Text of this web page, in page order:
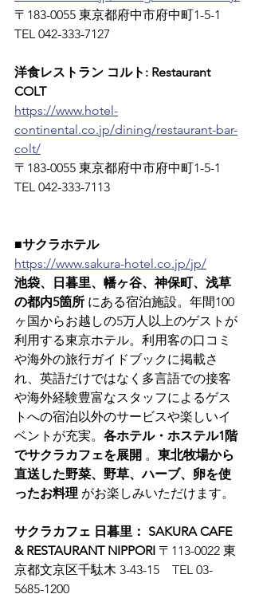
〒183-0055 東京都府中市府中町1-5-1
TEL 042-333-7127
洋食レストラン コルト: Restaurant
COLT
https://www.hotel-
continental.co.jp/dining/restaurant-bar-
colt/
〒183-0055 東京都府中市府中町1-5-1
TEL 042-333-7113
■サクラホテル
https://www.sakura-hotel.co.jp/jp/
池袋、日暮里、幡ヶ谷、神保町、浅草
の都内5箇所 にある宿泊施設。年間100
ヶ国からお越しの5万人以上のゲストが
利用する東京ホテル。利用客の口コミ
や海外の旅行ガイドブックに掲載さ
れ、英語だけではなく多言語での接客
や海外経験豊富なスタッフによるゲス
トへの宿泊以外のサービスや楽しいイ
ベントが充実。 各ホテル・ホステル1階
でサクラカフェを展開 。 東北牧場から
直送した野菜、野草、ハーブ、卵を使
ったお料理 がお楽しみいただけます。
サクラカフェ 日暮里： SAKURA CAFE
& RESTAURANT NIPPORI 〒113-0022 東
京都文京区千駄木 3-43-15　TEL 03-
5685-1200